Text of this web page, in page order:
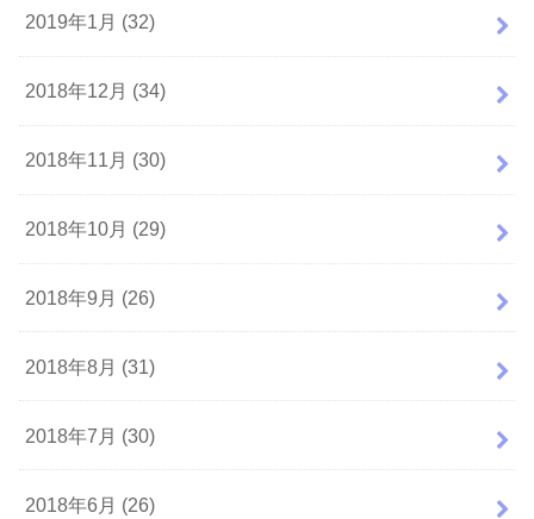
2019年1月 (32)
2018年12月 (34)
2018年11月 (30)
2018年10月 (29)
2018年9月 (26)
2018年8月 (31)
2018年7月 (30)
2018年6月 (26)